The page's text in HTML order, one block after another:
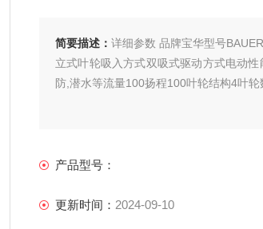
简要描述：详细参数 品牌宝华型号
立式叶轮吸入方式双吸式驱动方式电动
防,潜水等流量100扬程100叶轮结构4叶
产品型号：
更新时间： 2024-09-10